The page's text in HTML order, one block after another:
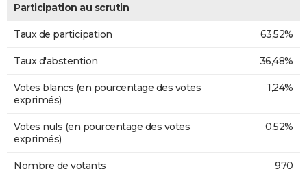
Participation au scrutin
Taux de participation 63,52%
Taux d'abstention 36,48%
Votes blancs (en pourcentage des votes
exprimés)
1,24%
Votes nuls (en pourcentage des votes
exprimés)
0,52%
Nombre de votants 970